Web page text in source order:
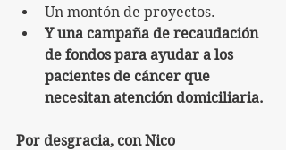
Un montón de proyectos.
Y una campaña de recaudación
de fondos para ayudar a los
pacientes de cáncer que
necesitan atención domiciliaria.
Por desgracia, con Nico